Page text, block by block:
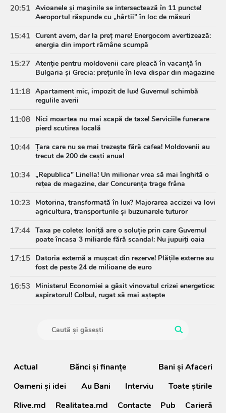
20:51 Avioanele și mașinile se intersectează în 11 puncte!
Aeroportul răspunde cu „hârtii” în loc de măsuri
15:41 Curent avem, dar la preț mare! Energocom avertizează:
energia din import rămâne scumpă
15:27 Atenție pentru moldovenii care pleacă în vacanță în
Bulgaria și Grecia: prețurile în leva dispar din magazine
11:18 Apartament mic, impozit de lux! Guvernul schimbă
regulile averii
11:08 Nici moartea nu mai scapă de taxe! Serviciile funerare
pierd scutirea locală
10:44 Țara care nu se mai trezește fără cafea! Moldovenii au
trecut de 200 de cești anual
10:34 „Republica” Linella! Un milionar vrea să mai înghită o
rețea de magazine, dar Concurența trage frâna
10:23
Motorina, transformată în lux? Majorarea accizei va lovi
agricultura, transporturile și buzunarele tuturor
17:44 Taxa pe colete: Ioniță are o soluție prin care Guvernul
poate încasa 3 miliarde fără scandal: Nu jupuiți oaia
17:15 Datoria externă a mușcat din rezerve! Plățile externe au
fost de peste 24 de milioane de euro
16:53
Ministerul Economiei a găsit vinovatul crizei energetice:
aspiratorul! Colbul, rugat să mai aștepte
Actual Bănci şi finanţe
Bani și Afaceri
Oameni şi idei
Au Bani Interviu
Toate știrile
Rlive.md
Realitatea.md Contacte Pub Carieră